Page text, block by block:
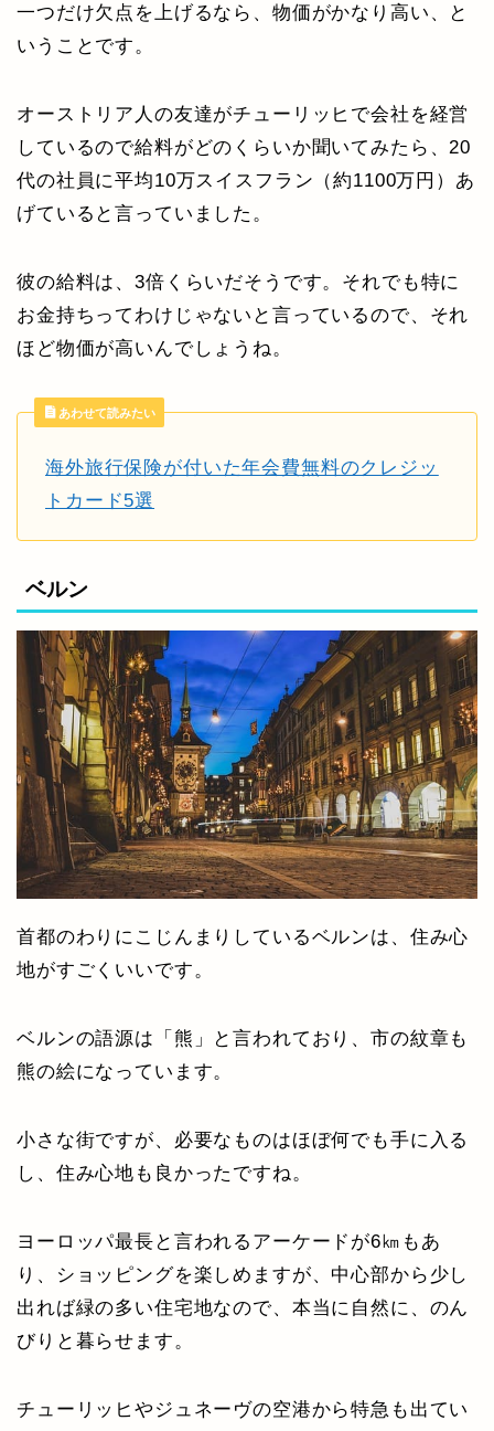
一つだけ欠点を上げるなら、物価がかなり高い、と
いうことです。
オーストリア人の友達がチューリッヒで会社を経営
しているので給料がどのくらいか聞いてみたら、20
代の社員に平均10万スイスフラン（約1100万円）あ
げていると言っていました。
彼の給料は、3倍くらいだそうです。それでも特に
お金持ちってわけじゃないと言っているので、それ
ほど物価が高いんでしょうね。
あわせて読みたい
海外旅行保険が付いた年会費無料のクレジッ
トカード5選
ベルン
首都のわりにこじんまりしているベルンは、住み心
地がすごくいいです。
ベルンの語源は「熊」と言われており、市の紋章も
熊の絵になっています。
小さな街ですが、必要なものはほぼ何でも手に入る
し、住み心地も良かったですね。
ヨーロッパ最長と言われるアーケードが6㎞もあ
り、ショッピングを楽しめますが、中心部から少し
出れば緑の多い住宅地なので、本当に自然に、のん
びりと暮らせます。
チューリッヒやジュネーヴの空港から特急も出てい